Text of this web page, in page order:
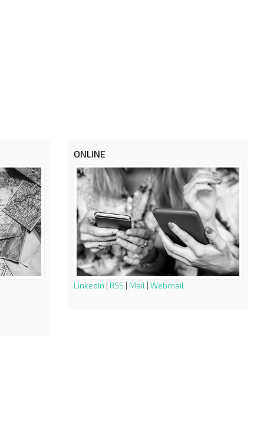
ONLINE
LinkedIn RSS Mail Webmail